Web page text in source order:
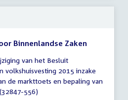
Binnenlandse Zaken
van het Besluit
volkshuisvesting 2015 inzake
de markttoets en bepaling van
556)